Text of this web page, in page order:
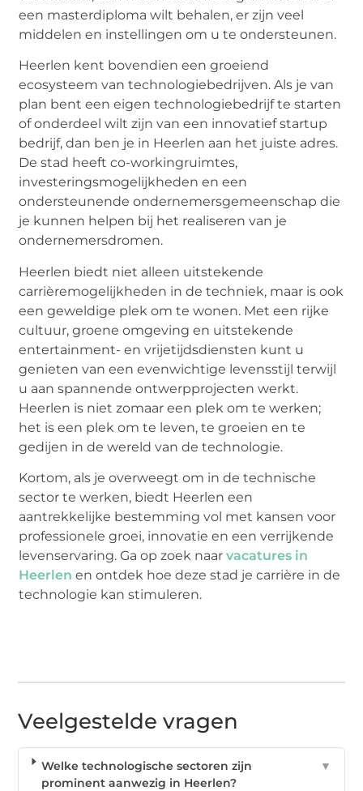
een masterdiploma wilt behalen, er zijn veel
middelen en instellingen om u te ondersteunen.
Heerlen kent bovendien een groeiend
ecosysteem van technologiebedrijven. Als je van
plan bent een eigen technologiebedrijf te starten
of onderdeel wilt zijn van een innovatief startup
bedrijf, dan ben je in Heerlen aan het juiste adres.
De stad heeft co-workingruimtes,
investeringsmogelijkheden en een
ondersteunende ondernemersgemeenschap die
je kunnen helpen bij het realiseren van je
ondernemersdromen.
Heerlen biedt niet alleen uitstekende
carrièremogelijkheden in de techniek, maar is ook
een geweldige plek om te wonen. Met een rijke
cultuur, groene omgeving en uitstekende
entertainment- en vrijetijdsdiensten kunt u
genieten van een evenwichtige levensstijl terwijl
u aan spannende ontwerpprojecten werkt.
Heerlen is niet zomaar een plek om te werken;
het is een plek om te leven, te groeien en te
gedijen in de wereld van de technologie.
Kortom, als je overweegt om in de technische
sector te werken, biedt Heerlen een
aantrekkelijke bestemming vol met kansen voor
professionele groei, innovatie en een verrijkende
levenservaring. Ga op zoek naarvacatures in
Heerlen en ontdek hoe deze stad je carrière in de
technologie kan stimuleren.
Veelgestelde vragen
Welke technologische sectoren zijn
prominent aanwezig in Heerlen?
▼